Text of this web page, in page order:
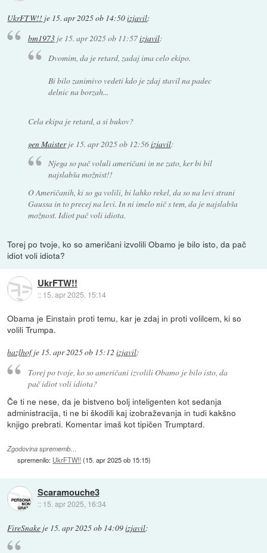
UkrFTW!! je 15. apr 2025 ob 14:50izjavil:
bm1973je 15. apr 2025 ob 11:57izjavil:
Dvomim, da je retard, zadaj ima celo ekipo.
Bi bilo zanimivo vedeti kdo je zdaj stavil na padec
delnic na borzah...
Cela ekipa je retard, a si bukov?
gen Maisterje 15. apr 2025 ob 12:56izjavil:
Njega so pač voluli američani in ne zato, ker bi bil
najslabša možnist!!
O Američanih, ki so ga volili, bi lahko rekel, da so na levi strani
Gaussa in to precej na levi. In ni imelo nič s tem, da je najslabša
možnost. Idiot pač voli idiota.
Torej po tvoje, ko so američani izvolili Obamo je bilo isto, da pač
idiot voli idiota?
UkrFTW!!
:: 15. apr 2025, 15:14
Obama je Einstain proti temu, kar je zdaj in proti volilcem, ki so
volili Trumpa.
hazlhofje 15. apr 2025 ob 15:12 izjavil:
Torej po tvoje, ko so američani izvolili Obamo je bilo isto, da
pač idiot voli idiota?
Če ti ne nese, da je bistveno bolj inteligenten kot sedanja
administracija, ti ne bi škodili kaj izobraževanja in tudi kakšno
knjigo prebrati. Komentar imaš kot tipičen Trumptard.
Zgodovina sprememb…
spremenilo: UkrFTW!! (15. apr 2025 ob 15:15)
Scaramouche3
:: 15. apr 2025, 16:34
FireSnake je 15. apr 2025 ob 14:09izjavil: